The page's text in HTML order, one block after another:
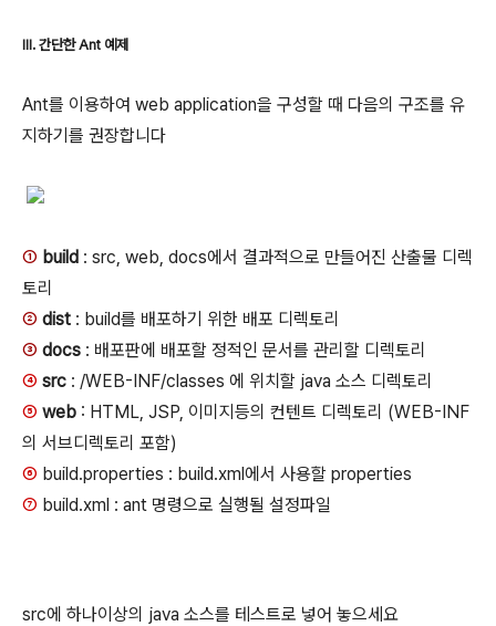
III. 간단한 Ant 예제
Ant를 이용하여 web application을 구성할 때 다음의 구조를 유
지하기를 권장합니다
① build : src, web, docs에서 결과적으로 만들어진 산출물 디렉
토리
② dist : build를 배포하기 위한 배포 디렉토리
③ docs : 배포판에 배포할 정적인 문서를 관리할 디렉토리
④ src : /WEB-INF/classes 에 위치할 java 소스 디렉토리
⑤ web : HTML, JSP, 이미지등의 컨텐트 디렉토리 (WEB-INF
의 서브디렉토리 포함)
⑥ build.properties : build.xml에서 사용할 properties
⑦ build.xml : ant 명령으로 실행될 설정파일
src에 하나이상의 java 소스를 테스트로 넣어 놓으세요